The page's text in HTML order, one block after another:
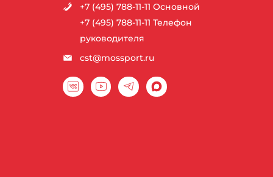
+7 (495) 788-11-11 Основной
+7 (495) 788-11-11 Телефон
руководителя
cst@mossport.ru